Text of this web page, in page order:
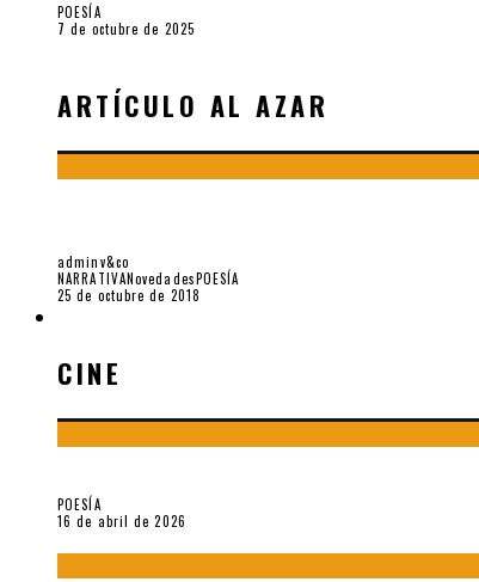
POESÍA
7 de octubre de 2025
ARTÍCULO AL AZAR
adminv&co
NARRATIVANovedadesPOESÍA
25 de octubre de 2018
CINE
POESÍA
16 de abril de 2026